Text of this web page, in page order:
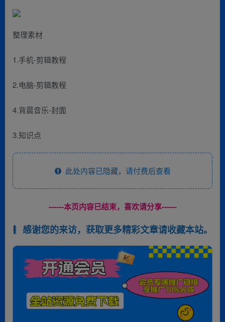
整理素材
1.手机-剪辑教程
2.电脑-剪辑教程
4.背晨音乐-封面
3.知识点
此处内容已隐藏，请付费后查看
------本页内容已结束，喜欢请分享------
感谢您的来访，获取更多精彩文章请收藏本站。